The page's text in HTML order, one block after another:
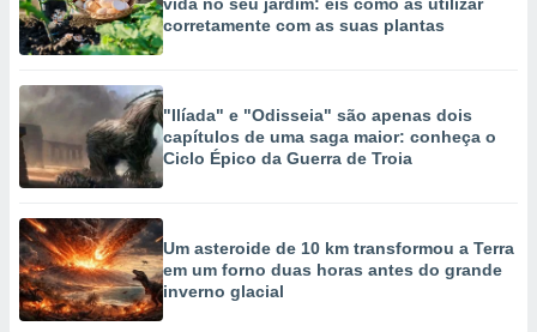
corretamente com as suas plantas
"Ilíada" e "Odisseia" são apenas dois
capítulos de uma saga maior: conheça o
Ciclo Épico da Guerra de Troia
Um asteroide de 10 km transformou a Terra
em um forno duas horas antes do grande
inverno glacial